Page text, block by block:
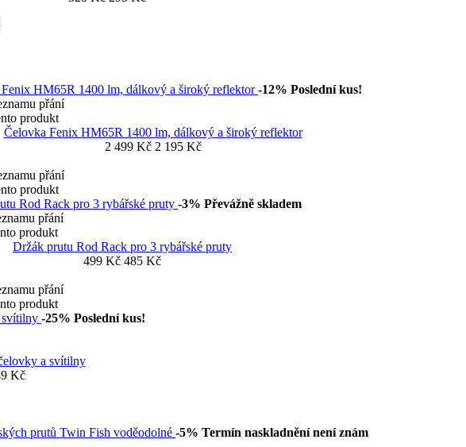
-12% Poslední kus!
přání
produkt
Čelovka Fenix HM65R 1400 lm, dálkový a široký reflektor
2 499 Kč 2 195 Kč
přání
produkt
-3% Převážně skladem
přání
produkt
Držák prutu Rod Rack pro 3 rybářské pruty
499 Kč 485 Kč
přání
produkt
-25% Poslední kus!
a svítilny
Kč
-5% Termín naskladnění není znám